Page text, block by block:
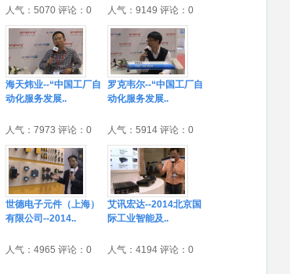
人气：5070 评论：0 人气：9149 评论：0
海天炜业--“中国工厂自
动化服务发展..
人气：7973 评论：0
罗克韦尔--“中国工厂自
动化服务发展..
人气：5914 评论：0
世德电子元件（上海）
有限公司--2014..
人气：4965 评论：0
艾讯宏达--2014北京国
际工业智能及..
人气：4194 评论：0